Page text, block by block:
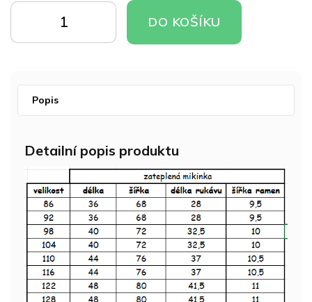
cena:
KOŠÍKU
KOŠÍKU
DO KOŠÍKU
Popis
Detailní popis produktu